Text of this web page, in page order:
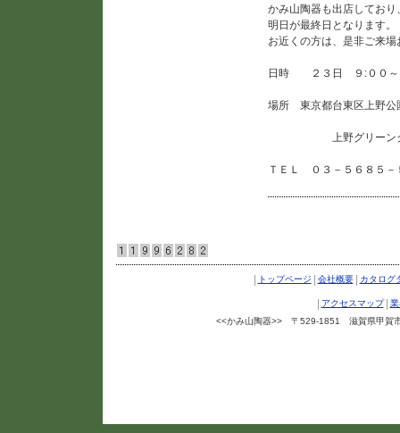
かみ山陶器も出店してお
明日が最終日となります。
お近くの方は、是非ご来
日時 ２３日 ９:００～
場所 東京都台東区上
上野グリーンク
ＴＥＬ ０３－５６８５－
トップページ 会社概要 カタログ
アクセスマップ
<<かみ山陶器>> 〒529-1851 滋賀県甲賀